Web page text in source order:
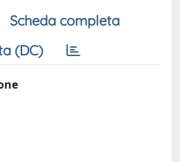
Scheda completa
(DC)